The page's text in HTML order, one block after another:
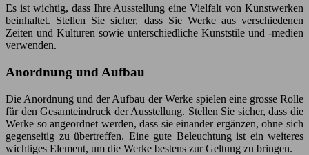
Es ist wichtig, dass Ihre Ausstellung eine Vielfalt von Kunstwerken
beinhaltet. Stellen Sie sicher, dass Sie Werke aus verschiedenen
Zeiten und Kulturen sowie unterschiedliche Kunststile und -medien
verwenden.
Anordnung und Aufbau
Die Anordnung und der Aufbau der Werke spielen eine grosse Rolle
für den Gesamteindruck der Ausstellung. Stellen Sie sicher, dass die
Werke so angeordnet werden, dass sie einander ergänzen, ohne sich
gegenseitig zu übertreffen. Eine gute Beleuchtung ist ein weiteres
wichtiges Element, um die Werke bestens zur Geltung zu bringen.